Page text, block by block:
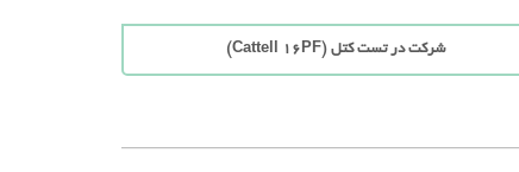
شرکت در تست کتل (Cattell 16PF)